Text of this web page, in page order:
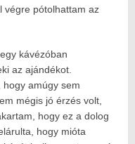
végre pótolhattam az
kávézóban
az ajándékot.
amúgy sem
mégis jó érzés volt,
hogy ez a dolog
hogy mióta